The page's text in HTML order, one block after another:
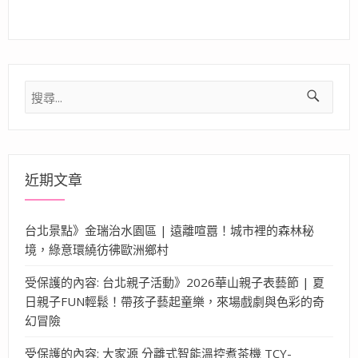
搜
尋
近期文章
台北景點》金瑞治水園區 | 遠離喧囂！城市裡的森林秘
境，綠意環繞彷彿歐洲鄉村
受保護的內容: 台北親子活動》2026華山親子表藝節 | 夏
日親子FUN輕鬆！帶孩子藝起童樂，來場戲劇與色彩的奇
幻冒險
受保護的內容: 大家源 分離式智能溫控煮茶機 TCY-